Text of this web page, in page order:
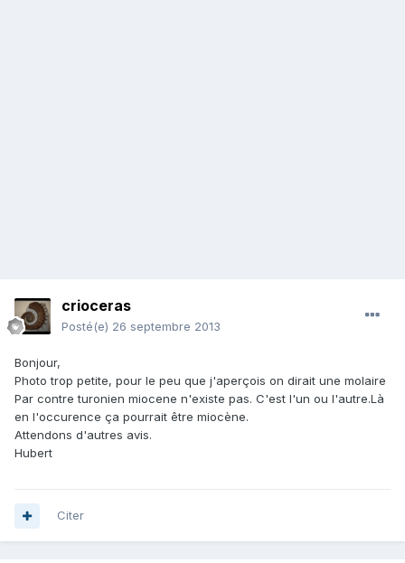
crioceras
Posté(e) 26 septembre 2013
Bonjour,
Photo trop petite, pour le peu que j'aperçois on dirait une molaire
Par contre turonien miocene n'existe pas. C'est l'un ou l'autre.Là
en l'occurence ça pourrait être miocène.
Attendons d'autres avis.
Hubert
Citer